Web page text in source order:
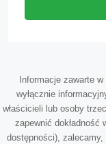
Informacje zawarte
wyłącznie
właścicieli lub osoby
zapewnić dokładność
dostępności),